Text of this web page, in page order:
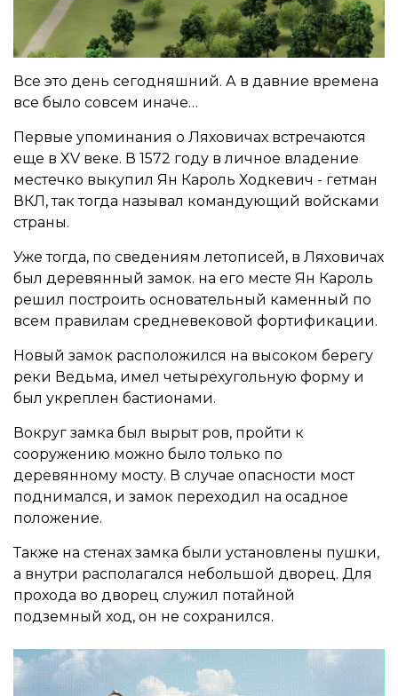
Все это день сегодняшний. А в давние времена
все было совсем иначе…
Первые упоминания о Ляховичах встречаются
еще в XV веке. В 1572 году в личное владение
местечко выкупил Ян Кароль Ходкевич - гетман
ВКЛ, так тогда называл командующий войсками
страны.
Уже тогда, по сведениям летописей, в Ляховичах
был деревянный замок. на его месте Ян Кароль
решил построить основательный каменный по
всем правилам средневековой фортификации.
Новый замок расположился на высоком берегу
реки Ведьма, имел четырехугольную форму и
был укреплен бастионами.
Вокруг замка был вырыт ров, пройти к
сооружению можно было только по
деревянному мосту. В случае опасности мост
поднимался, и замок переходил на осадное
положение.
Также на стенах замка были установлены пушки,
а внутри располагался небольшой дворец. Для
прохода во дворец служил потайной
подземный ход, он не сохранился.